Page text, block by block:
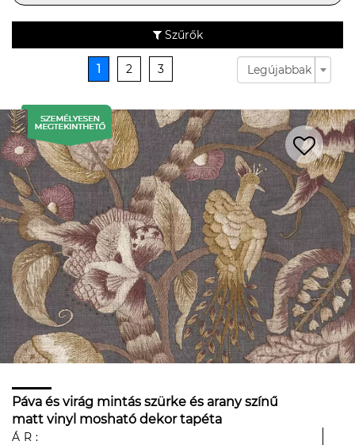
Szűrők
1 2 3 Legújabbak
Páva és virág mintás szürke és arany színű
matt vinyl mosható dekor tapéta
ÁR: